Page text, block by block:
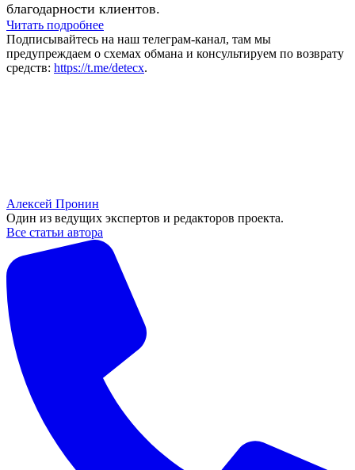
благодарности клиентов.
Читать подробнее
Подписывайтесь на наш телеграм-канал, там мы
предупреждаем о схемах обмана и консультируем по возврату
средств: https://t.me/detecx.
Алексей Пронин
Один из ведущих экспертов и редакторов проекта.
Все статьи автора